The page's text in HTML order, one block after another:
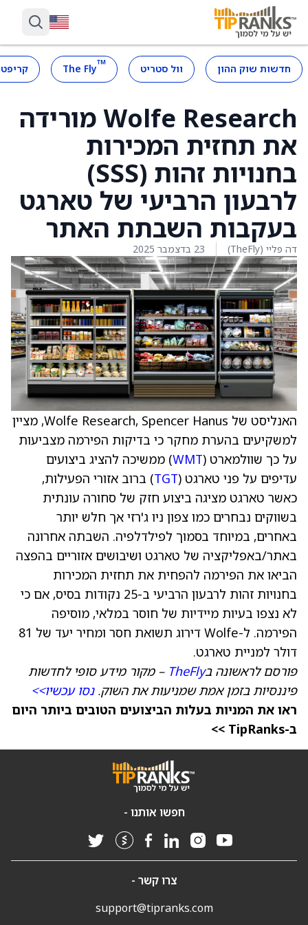
חדשות שוק ההון וול סטריט ™
The Fly
Wolfe Research מורידה
את תחזית המכירות
בחנויות זהות (SSS)
לרבעון הרביעי של טארגט
בעקבות השבתת האתר
דה פליי (TheFly) 23 בדצמבר 2025
האנליסט של Wolfe Research, Spencer Hanus, מציין
למשקיעים בהערת מחקר כי בדיקות הפירמה מצביעות
על כך שוולמארט (WMT) ממשיכה להציג ביצועים
עדיפים על פני טארגט (TGT) ברוב אזורי הפעילות,
כאשר טארגט מציגה ביצוע חזק של סחורה עונתית
בשווקים נבחרים כמו צפון ניו ג'רזי אך חלש יותר
באחרים, במיוחד בסמוך לפילדלפיה. השבתה אחרונה
באתר/באפליקציה של טארגט ושיבושים אזוריים בהפצה
הביאו את הפירמה להפחית את תחזית המכירות
בחנויות זהות לרבעון הרביעי ב-25 נקודות בסיס, אם כי
לא נצפו בעיות מיידיות של חוסר במלאי, מוסיפה
הפירמה. ל-Wolfe דירוג תשואת חסר ומחיר יעד של 81
דולר למניית טארגט.
פורסם לראשונה בTheFly – מקור מידע סופי לחדשות
פיננסיות בזמן אמת שמניעות את השוק.נסו עכשיו>>
ראו את המניות בעלות הביצועים הטובים ביותר היום
ב-TipRanks >>
חפשו אותנו -
צרו קשר -
support@tipranks.com